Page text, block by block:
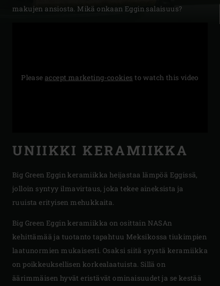
makujen ansiosta. Mikä onkaan Eggin salaisuus?
Pleaseaccept marketing-cookies to watch this video
UNIIKKI KERAMIIKKA
Big Green Eggin keramiikka heijastaa lämpöä Eggissä,
jolloin syntyy ilmavirtaus, joka tekee aineksista ja
ruuista erityisen mehukkaita.
Big Green Eggin keramiikka on osittain NASAn
kehittämää ja tuotanto tapahtuu Meksikossa tiukimpien
laatunormien mukaisesti. Osaksi siitä syystä keramiikka
on poikkeuksellisen korkealaatuista. Sillä on
äärimmäisen hyvät eristävät ominaisuudet ja se kestää